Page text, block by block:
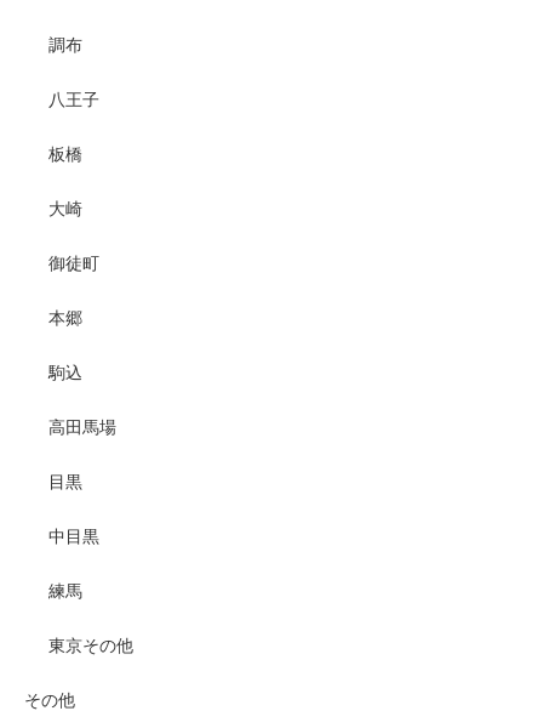
調布
八王子
板橋
大崎
御徒町
本郷
駒込
高田馬場
目黒
中目黒
練馬
東京その他
その他